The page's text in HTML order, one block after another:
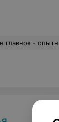
мной мастер Любовь, знаю ее давно и опыту ее доверяю на 100 % - ее работой